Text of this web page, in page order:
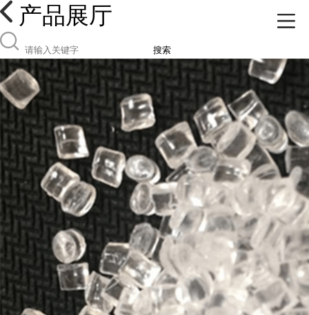
产品展厅
搜索